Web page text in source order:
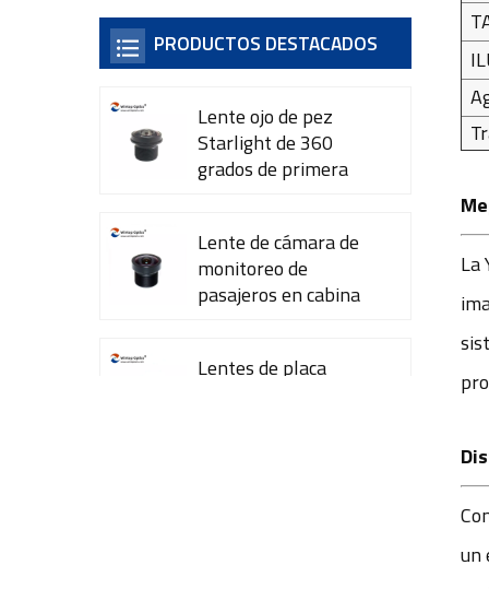
La
un
PRODUCTOS DESTACADOS
Lente ojo de pez
Starlight de 360 ​​
grados de primera
Lente de cámara de
monitoreo de
pasajeros en cabina
Lentes de placa